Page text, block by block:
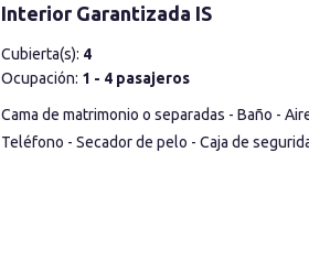
Interior Garantizada IS
Cubierta(s): 4
Ocupación: 1 - 4 pasajeros
Cama de matrimonio o separadas - Baño -
Teléfono - Secador de pelo - Caja de